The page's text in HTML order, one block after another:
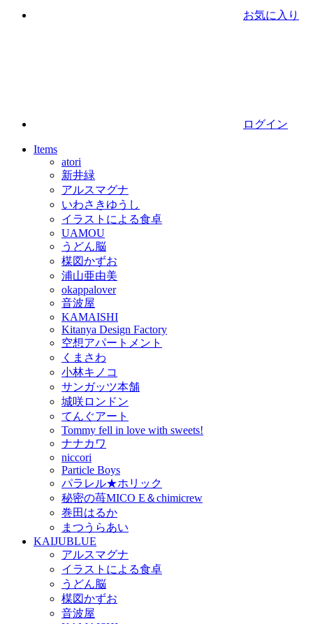
お気に入り
ログイン
Items
atori
新井緑
アルスマグナ
いわさきゆうし
イラストによる食卓
UAMOU
うどん脳
楳図かずお
浦山亜由美
okappalover
音波屋
KAMAISHI
Kitanya Design Factory
空想アパートメント
くまさわ
小林キノコ
サンガッツ本舗
城咲ロンドン
てんぐアート
Tommy fell in love with sweets!
ナナカワ
niccori
Particle Boys
パラレル★ホリック
秘密の苺MICO E＆chimicrew
巻田はるか
まつうらあい
KAIJUBLUE
アルスマグナ
イラストによる食卓
うどん脳
楳図かずお
音波屋